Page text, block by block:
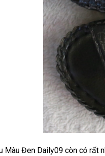
Màu Đen Daily09 còn có rất